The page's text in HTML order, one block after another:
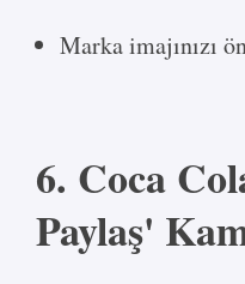
Marka imajınızı
6. Coca
Paylaş'